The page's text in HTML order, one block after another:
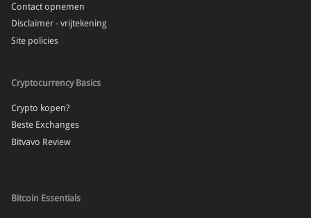
Contact opnemen
Disclaimer - vrijtekening
Site policies
Cryptocurrency Basics
Crypto kopen?
Beste Exchanges
Bitvavo Review
Bitcoin Essentials